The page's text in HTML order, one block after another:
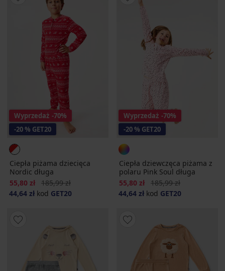
Wyprzedaż -70%
-20 % GET20
Ciepła piżama dziecięca
Nordic długa
Zniżka
55,80 zł Pierwotna cena
185,99 zł
44,64 zł kod GET20
Wyprzedaż -70%
-20 % GET20
Ciepła dziewczęca piżama z
polaru Pink Soul długa
Zniżka
55,80 zł Pierwotna cena
185,99 zł
44,64 zł kod GET20